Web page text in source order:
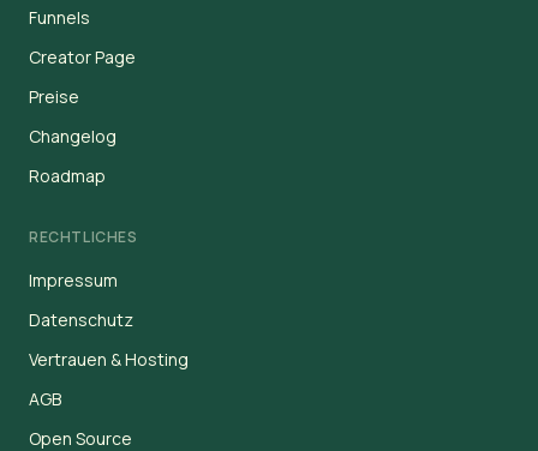
Funnels
Creator Page
Preise
Changelog
Roadmap
RECHTLICHES
Impressum
Datenschutz
Vertrauen & Hosting
AGB
Open Source